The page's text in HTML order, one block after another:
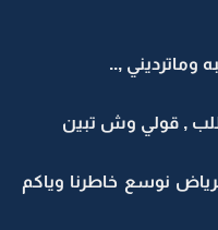
وماترديني ,..
, قولي وش تبين
نوسع خاطرنا وياكم